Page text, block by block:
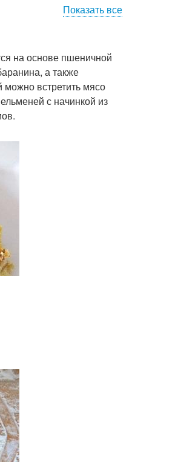
Пельмени на пару
Показать все
на основе пшеничной
а также
можно встретить мясо
с начинкой из